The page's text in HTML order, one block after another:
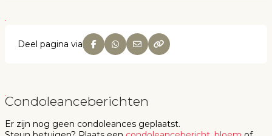
Deel pagina via
Condoleanceberichten
Er zijn nog geen condoleances geplaatst.